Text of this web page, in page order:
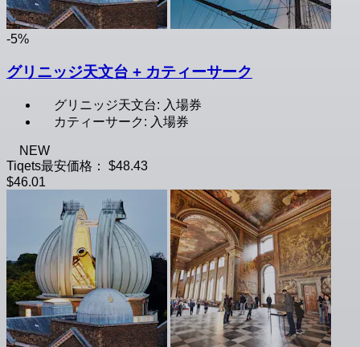
-5%
グリニッジ天文台 + カティーサーク
グリニッジ天文台: 入場券
カティーサーク: 入場券
NEW
Tiqets最安価格：
$48.43
$46.01